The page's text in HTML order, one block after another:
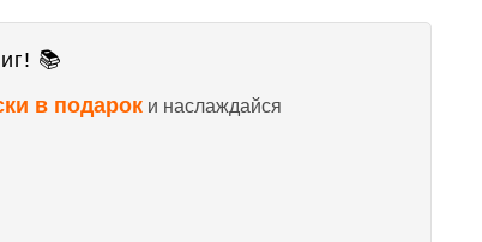
📚
в подарок и наслаждайся